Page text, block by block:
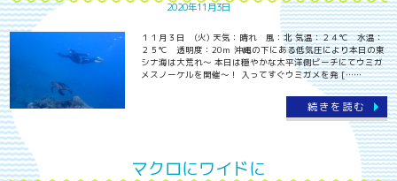
2020年11月3日
１１月３日 (火) 天気：晴れ 風：北 気温：２４℃ 水温：
２５℃ 透明度：20ｍ 沖縄の下にある低気圧により本日の東
シナ海は大荒れ～ 本日は穏やかな太平洋側ビーチにてウミガ
メスノーケルを開催～！ 入ってすぐウミガメを発 [……
続きを読む
マクロにワイドに